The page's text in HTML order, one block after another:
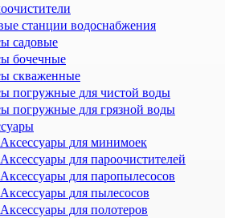
станции водоснабжения
садовые
бочечные
скваженные
погружные для чистой воды
погружные для грязной воды
Аксессуары для минимоек
Аксессуары для пароочистителей
Аксессуары для паропылесосов
Аксессуары для пылесосов
Аксессуары для полотеров